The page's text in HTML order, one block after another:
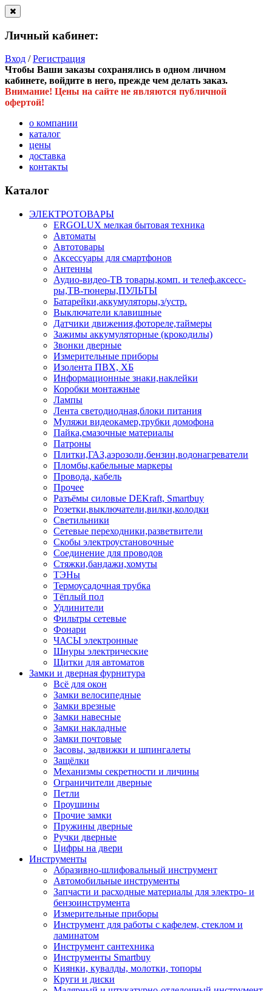
Личный кабинет:
Вход /Регистрация
Чтобы Ваши заказы сохранялись в одном личном
кабинете, войдите в него, прежде чем делать заказ.
Внимание! Цены на сайте не являются публичной
офертой!
о компании
каталог
цены
доставка
контакты
Каталог
ЭЛЕКТРОТОВАРЫ
ERGOLUX мелкая бытовая техника
Автоматы
Автотовары
Аксессуары для смартфонов
Антенны
Аудио-видео-ТВ товары,комп. и телеф.аксесс-
ры,ТВ-тюнеры,ПУЛЬТЫ
Батарейки,аккумуляторы,з/устр.
Выключатели клавишные
Датчики движения,фотореле,таймеры
Зажимы аккумуляторные (крокодилы)
Звонки дверные
Измерительные приборы
Изолента ПВХ, ХБ
Информационные знаки,наклейки
Коробки монтажные
Лампы
Лента светодиодная,блоки питания
Муляжи видеокамер,трубки домофона
Пайка,смазочные материалы
Патроны
Плитки,ГАЗ,аэрозоли,бензин,водонагреватели
Пломбы,кабельные маркеры
Провода, кабель
Прочее
Разъёмы силовые DEKraft, Smartbuy
Розетки,выключатели,вилки,колодки
Светильники
Сетевые переходники,разветвители
Скобы электроустановочные
Соединение для проводов
Стяжки,бандажи,хомуты
ТЭНы
Термоусадочная трубка
Тёплый пол
Удлинители
Фильтры сетевые
Фонари
ЧАСЫ электронные
Шнуры электрические
Щитки для автоматов
Замки и дверная фурнитура
Всё для окон
Замки велосипедные
Замки врезные
Замки навесные
Замки накладные
Замки почтовые
Засовы, задвижки и шпингалеты
Защёлки
Механизмы секретности и личины
Ограничители дверные
Петли
Проушины
Прочие замки
Пружины дверные
Ручки дверные
Цифры на двери
Инструменты
Абразивно-шлифовальный инструмент
Автомобильные инструменты
Запчасти и расходные материалы для электро- и
бензоинструмента
Измерительные приборы
Инструмент для работы с кафелем, стеклом и
ламинатом
Инструмент сантехника
Инструменты Smartbuy
Киянки, кувалды, молотки, топоры
Круги и диски